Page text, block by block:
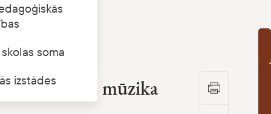
soma
izstādesbaroka mūzika